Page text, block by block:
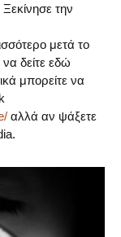
την
μετά το
δείτε εδώ
μπορείτε να
αλλά αν ψάξετε